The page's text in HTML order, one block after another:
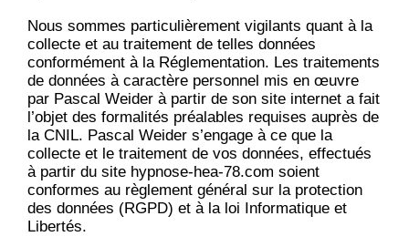
Nous sommes particulièrement vigilants quant à la
collecte et au traitement de telles données
conformément à la Réglementation. Les traitements
de données à caractère personnel mis en œuvre
par Pascal Weider à partir de son site internet a fait
l’objet des formalités préalables requises auprès de
la CNIL. Pascal Weider s’engage à ce que la
collecte et le traitement de vos données, effectués
à partir du site hypnose-hea-78.com soient
conformes au règlement général sur la protection
des données (RGPD) et à la loi Informatique et
Libertés.